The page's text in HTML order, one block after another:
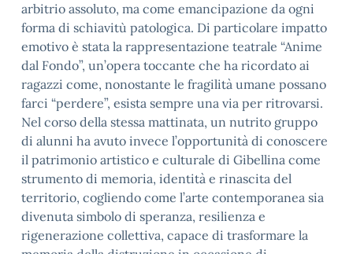
arbitrio assoluto, ma come emancipazione da ogni
forma di schiavitù patologica. Di particolare impatto
emotivo è stata la rappresentazione teatrale “Anime
dal Fondo”, un’opera toccante che ha ricordato ai
ragazzi come, nonostante le fragilità umane possano
farci “perdere”, esista sempre una via per ritrovarsi.
Nel corso della stessa mattinata, un nutrito gruppo
di alunni ha avuto invece l’opportunità di conoscere
il patrimonio artistico e culturale di Gibellina come
strumento di memoria, identità e rinascita del
territorio, cogliendo come l’arte contemporanea sia
divenuta simbolo di speranza, resilienza e
rigenerazione collettiva, capace di trasformare la